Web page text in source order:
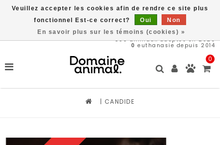
569animaux adoptés en 2026
0 euthanasie depuis 2014
0
| CANDIDE
Veuillez accepter les cookies afin de rendre ce site plus
fonctionnel Est-ce correct?
Oui
Non
En savoir plus sur les témoins (cookies) »
Livraison gratuite à partir de 89$*